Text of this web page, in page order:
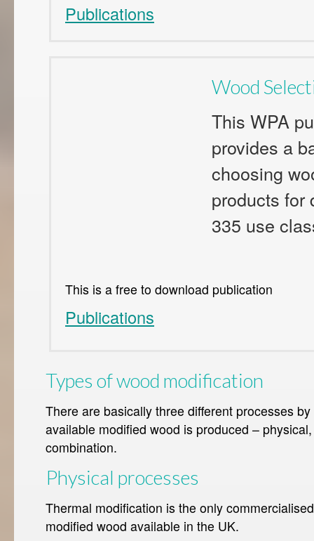
Publications
Wood
This WPA
provides a
choosing
products for
335 use
This is a free to download publication
Publications
Types of wood modification
There are basically three different processes
available modified wood is produced –
combination.
Physical processes
Thermal modification is the only
modified wood available in the UK.